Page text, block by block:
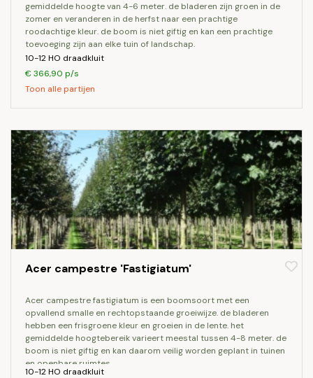
gemiddelde hoogte van 4-6 meter. de bladeren zijn groen in de
zomer en veranderen in de herfst naar een prachtige
roodachtige kleur. de boom is niet giftig en kan een prachtige
toevoeging zijn aan elke tuin of landschap.
10-12 HO draadkluit
€ 366,90 p/s
Toon alle partijen
Acer campestre 'Fastigiatum'
acer campestre fastigiatum is een boomsoort met een
opvallend smalle en rechtopstaande groeiwijze. de bladeren
hebben een frisgroene kleur en groeien in de lente. het
gemiddelde hoogtebereik varieert meestal tussen 4-8 meter. de
boom is niet giftig en kan daarom veilig worden geplant in tuinen
en openbare ruimtes.
10-12 HO draadkluit